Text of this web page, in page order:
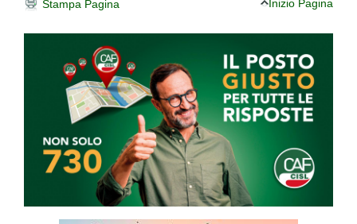
Stampa Pagina Inizio Pagina